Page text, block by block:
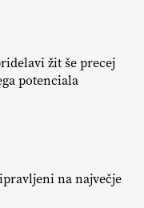
žit še precej
potenciala
na največje